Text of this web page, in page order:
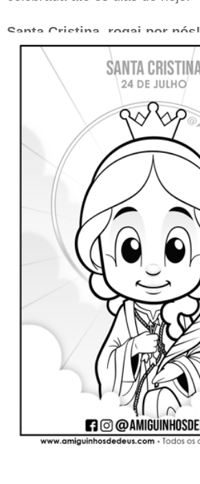
Santa Cristina, rogai por nós!